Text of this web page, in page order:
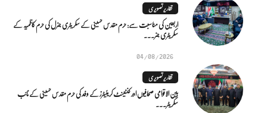
تقاریر تصویری
اربعین کی مناسبت سے: حرم مقدس حسینی کے سکریٹری جنرل کی حرم کاظمیہ کے
سکریٹری جنر...
04/08/2026
تقاریر تصویری
بین الاقوامی صحافیوں اور کنٹینٹ کریئیٹرز کے وفد کی حرم مقدس حسینی کے نائب
سکریٹر...